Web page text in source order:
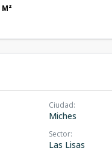
M²
Ciudad:
Miches
Sector:
Las Lisas